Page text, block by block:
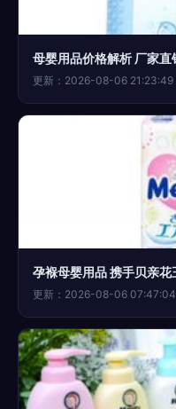
母婴用品价格解析 厂家
更新：2026-08-06 21:23:49
孕褓母婴用品 携手贝亲
更新：2026-08-06 07:47:04